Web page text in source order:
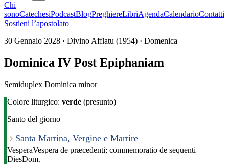
Chi
sonoCatechesiPodcastBlogPreghiereLibriAgendaCalendarioContatti
Sostieni l’apostolato
30 Gennaio 2028 · Divino Afflatu (1954) · Domenica
Dominica IV Post Epiphaniam
Semiduplex Dominica minor
Colore liturgico: verde (presunto)
Santo del giorno
Santa Martina, Vergine e Martire
VesperaVespera de præcedenti; commemoratio de sequenti
DiesDom.